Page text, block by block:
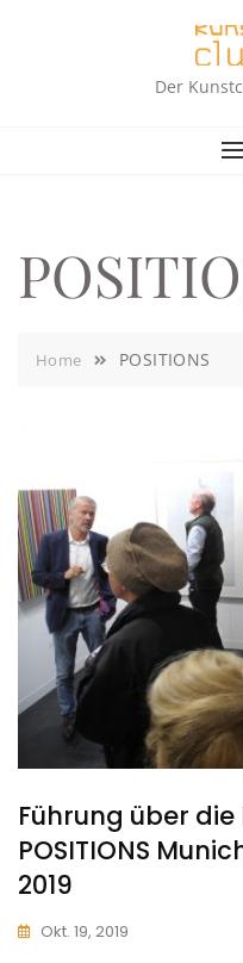
Der
Home POSITIONS
Führung über
POSITIONS
2019
Okt. 19, 2019